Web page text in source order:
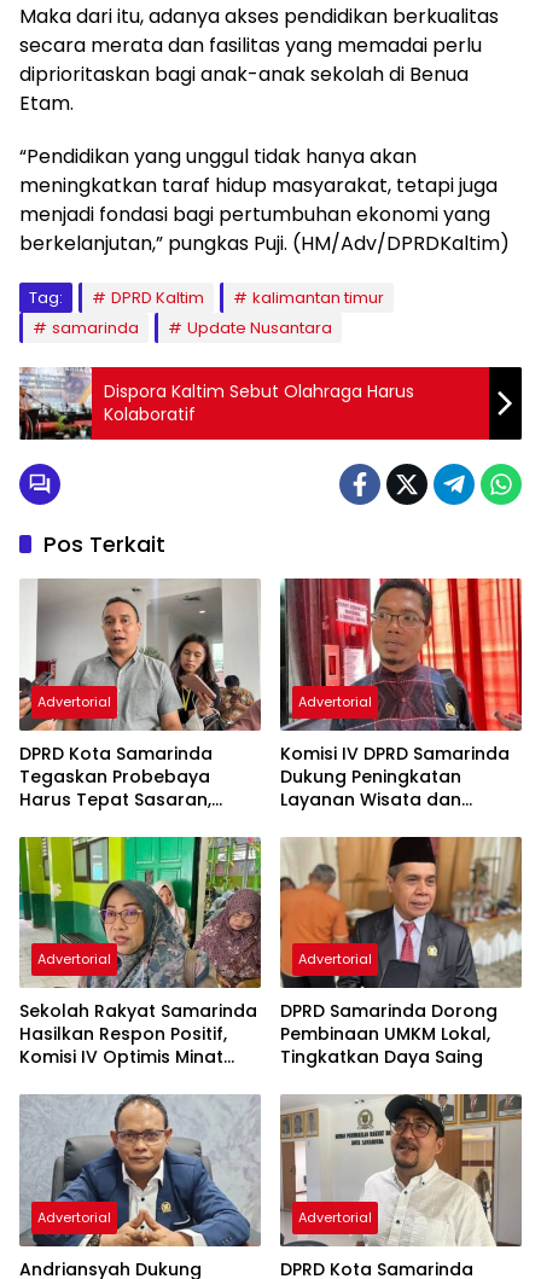
Maka dari itu, adanya akses pendidikan berkualitas
secara merata dan fasilitas yang memadai perlu
diprioritaskan bagi anak-anak sekolah di Benua
Etam.
“Pendidikan yang unggul tidak hanya akan
meningkatkan taraf hidup masyarakat, tetapi juga
menjadi fondasi bagi pertumbuhan ekonomi yang
berkelanjutan,” pungkas Puji. (HM/Adv/DPRDKaltim)
Tag: DPRD Kaltim
kalimantan timur
samarinda
Update Nusantara
Dispora Kaltim Sebut Olahraga Harus
Kolaboratif
Pos Terkait
Advertorial
DPRD Kota Samarinda
Tegaskan Probebaya
Harus Tepat Sasaran,
Semata
Advertorial
Komisi IV DPRD Samarinda
Dukung Peningkatan
Layanan Wisata dan
Advertorial
Sekolah Rakyat Samarinda
Hasilkan Respon Positif,
Komisi IV Optimis Minat
Advertorial
DPRD Samarinda Dorong
Pembinaan UMKM Lokal,
Tingkatkan Daya Saing
Advertorial
Andriansyah Dukung
Advertorial
DPRD Kota Samarinda